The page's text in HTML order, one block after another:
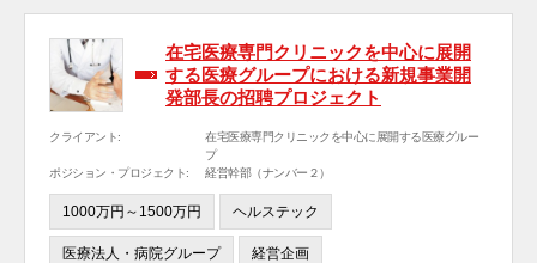
在宅医療専門クリニックを中心に展開
する医療グループにおける新規事業開
発部長の招聘プロジェクト
クライアント:
在宅医療専門クリニックを中心に展開する医療グルー
プ
ポジション・プロジェクト:
経営幹部（ナンバー２）
1000万円～1500万円 ヘルステック
医療法人・病院グループ 経営企画